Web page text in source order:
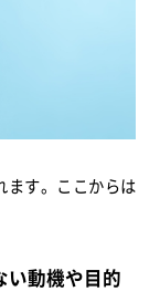
ます。ここからは
動機や目的